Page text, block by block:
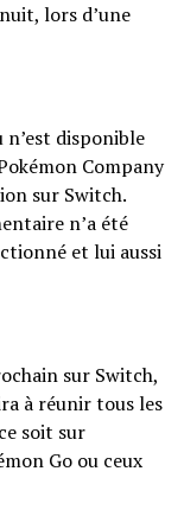
lors d’une
disponible
Company
sur Switch.
n’a été
et lui aussi
sur Switch,
à réunir tous les
soit sur
Go ou ceux